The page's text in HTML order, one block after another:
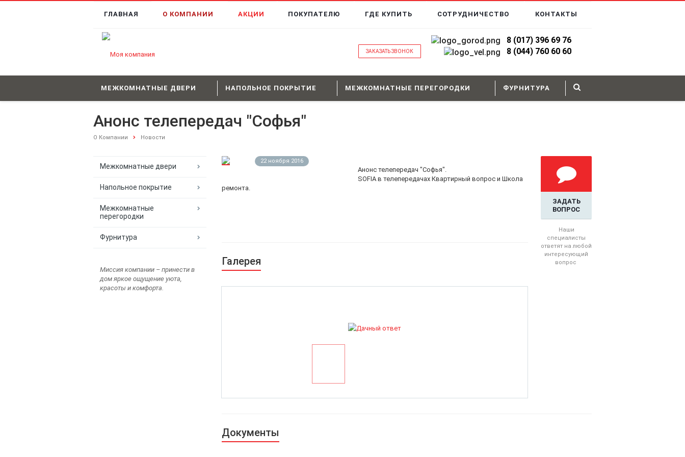
ГЛАВНАЯ О КОМПАНИИ АКЦИИ ПОКУПАТЕЛЮ ГДЕ КУПИТЬ СОТРУДНИЧЕСТВО КОНТАКТЫ
8 (017) 396 69 76
8 (044) 760 60 60
ЗАКАЗАТЬ ЗВОНОК
МЕЖКОМНАТНЫЕ ДВЕРИ НАПОЛЬНОЕ ПОКРЫТИЕ МЕЖКОМНАТНЫЕ ПЕРЕГОРОДКИ ФУРНИТУРА
Анонс телепередач "Софья"
О Компании Новости
Межкомнатные двери
Напольное покрытие
Межкомнатные
перегородки
Фурнитура
Миссия компании – принести в
дом яркое ощущение уюта,
красоты и комфорта.
ЗАДАТЬ
ВОПРОС
Наши
специалисты
ответят на любой
интересующий
вопрос
22 ноября 2016
Анонс телепередач "Софья".
SOFIA в телепередачах Квартирный вопрос и Школа
ремонта.
Галерея
Документы